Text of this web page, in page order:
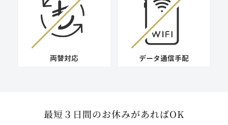
両替対応 データ通信手配
最短３日間のお休みがあればOK